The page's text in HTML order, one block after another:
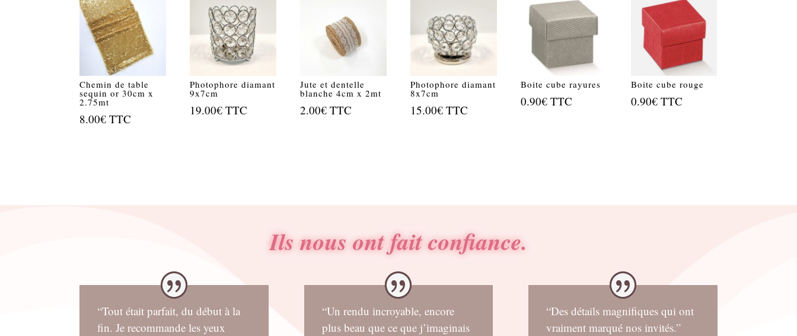
Chemin de table
sequin or 30cm x
2.75mt
8.00€ TTC
Photophore diamant
9x7cm
19.00€ TTC
Jute et dentelle
blanche 4cm x 2mt
2.00€ TTC
Photophore diamant
8x7cm
15.00€ TTC
Boite cube rayures
0.90€ TTC
Boite cube rouge
0.90€ TTC
Ils nous ont fait confiance.
“Tout était parfait, du début à la
fin. Je recommande les yeux
“Un rendu incroyable, encore
plus beau que ce que j’imaginais
“Des détails magnifiques qui ont
vraiment marqué nos invités.”